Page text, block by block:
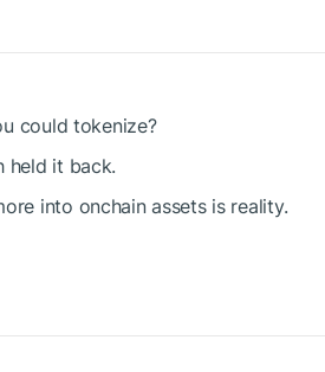
could tokenize?
held it back.
into onchain assets is reality.